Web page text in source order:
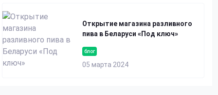
блог
05 марта 2024
Открытие магазина разливного
пива в Беларуси «Под ключ»